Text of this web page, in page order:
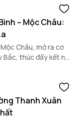
– Mộc Châu:
Châu, mở ra cơ
Bắc, thúc đẩy kết nối
Thanh Xuân